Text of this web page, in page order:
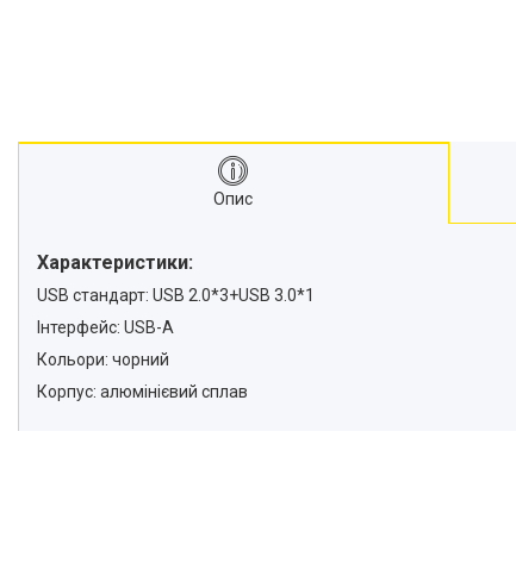
Опис
Характеристики:
USB стандарт: USB 2.0*3+USB 3.0*1
Інтерфейс: USB-A
Кольори: чорний
Корпус: алюмінієвий сплав